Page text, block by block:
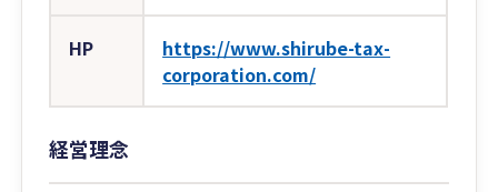
HP
https://www.shirube-tax-
corporation.com/
経営理念